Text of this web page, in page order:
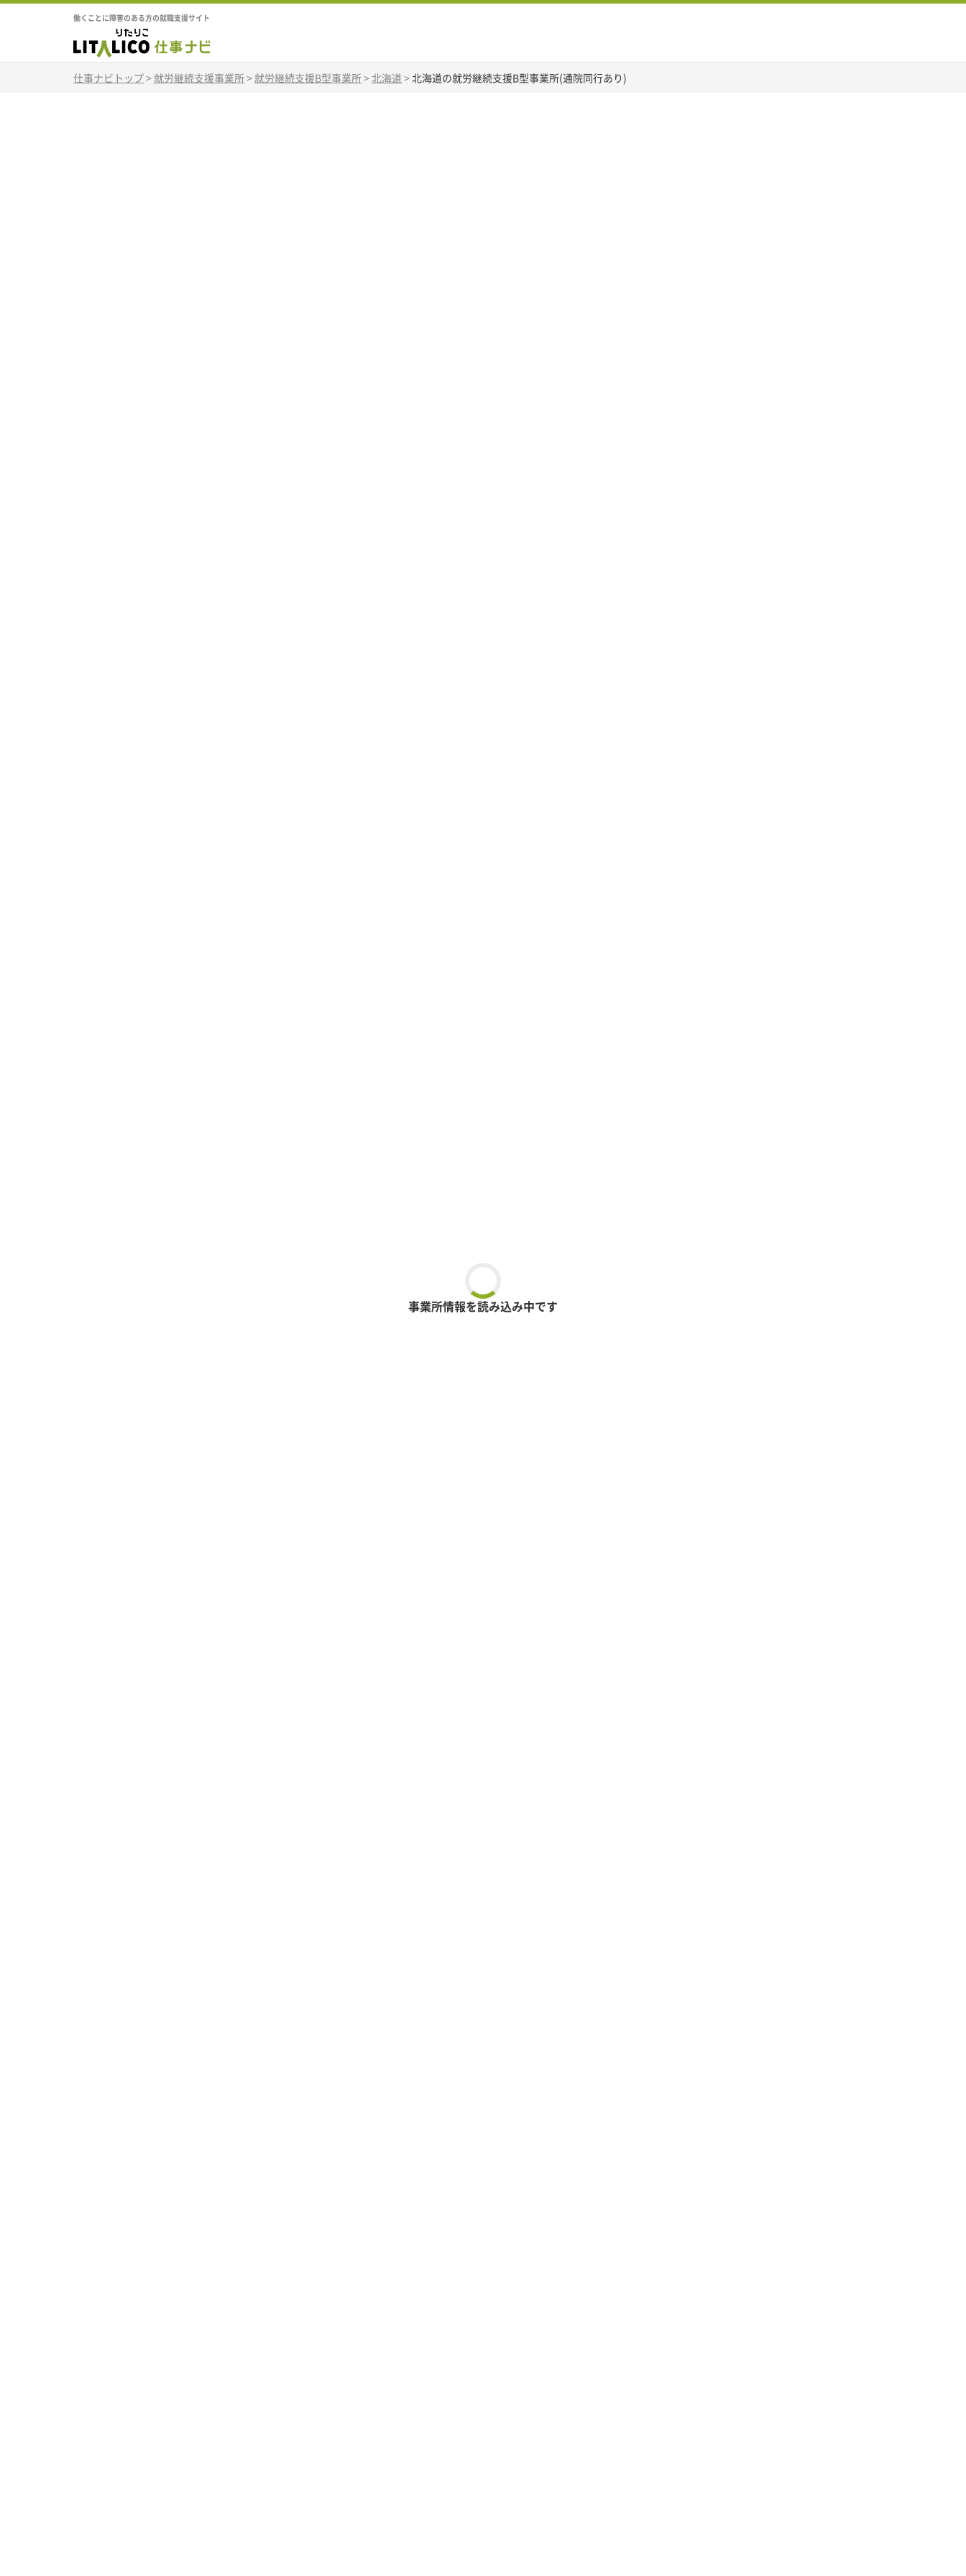
働くことに障害のある方の就職支援サイト
仕事ナビトップ> 就労継続支援事業所> 就労継続支援B型事業所> 北海道 > 北海道の就労継続支援B型事業所(通院同行あり)
事業所情報を読み込み中です